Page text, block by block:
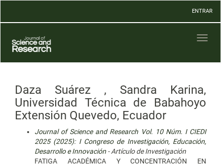
Contenido
Barra
lateral
ENTRAR
Daza Suárez , Sandra Karina,
Universidad Técnica de Babahoyo
Extensión Quevedo, Ecuador
Journal of Science and Research Vol. 10 Núm. I CIEDI
2025 (2025): I Congreso de Investigación, Educación,
Desarrollo e Innovación - Artículo de Investigación
FATIGA ACADÉMICA Y CONCENTRACIÓN EN